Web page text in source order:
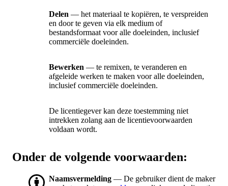
Delen — het materiaal te kopiëren, te verspreiden
en door te geven via elk medium of
bestandsformaat voor alle doeleinden, inclusief
commerciële doeleinden.
Bewerken — te remixen, te veranderen en
afgeleide werken te maken voor alle doeleinden,
inclusief commerciële doeleinden.
De licentiegever kan deze toestemming niet
intrekken zolang aan de licentievoorwaarden
voldaan wordt.
Onder de volgende voorwaarden:
Naamsvermelding — De gebruiker dient de maker